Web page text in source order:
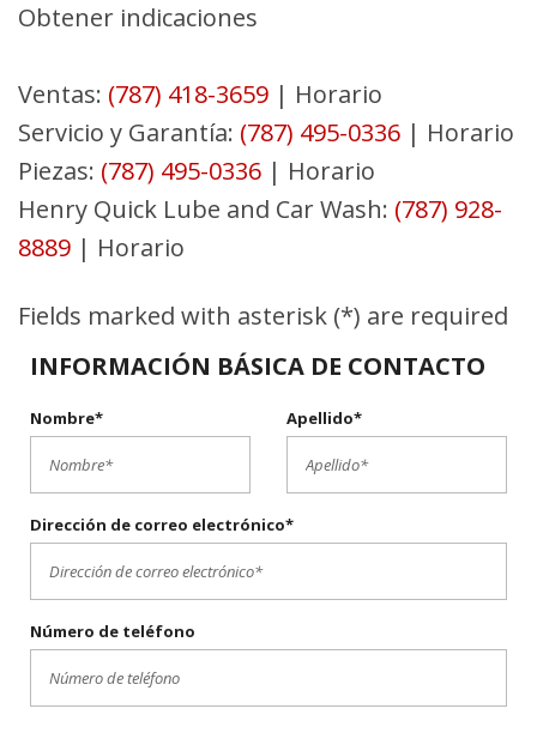
Obtener indicaciones
Ventas: (787) 418-3659 | Horario
Servicio y Garantía: (787) 495-0336 | Horario
Piezas: (787) 495-0336 | Horario
Henry Quick Lube and Car Wash: (787) 928-
8889 | Horario
Fields marked with asterisk (*) are required
INFORMACIÓN BÁSICA DE CONTACTO
Nombre* Apellido*
Dirección de correo electrónico*
Número de teléfono